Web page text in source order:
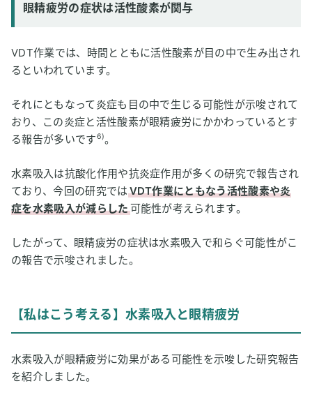
眼精疲労の症状は活性酸素が関与
VDT作業では、時間とともに活性酸素が目の中で生み出され
るといわれています。
それにともなって炎症も目の中で生じる可能性が示唆されて
おり、この炎症と活性酸素が眼精疲労にかかわっているとす
る報告が多いです6)。
水素吸入は抗酸化作用や抗炎症作用が多くの研究で報告され
ており、今回の研究ではVDT作業にともなう活性酸素や炎
症を水素吸入が減らした可能性が考えられます。
したがって、眼精疲労の症状は水素吸入で和らぐ可能性がこ
の報告で示唆されました。
【私はこう考える】水素吸入と眼精疲労
水素吸入が眼精疲労に効果がある可能性を示唆した研究報告
を紹介しました。